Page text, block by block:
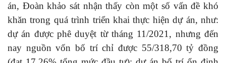
án, Đoàn khảo sát nhận thấy còn một số vấn đề khó
khăn trong quá trình triển khai thực hiện dự án, như:
dự án được phê duyệt từ tháng 11/2021, nhưng đến
nay nguồn vốn bố trí chỉ được 55/318,70 tỷ đồng